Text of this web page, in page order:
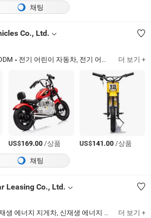
채팅
Co., Ltd.
전기 어린이 자동차, 전기 어린이 탑승 자동차, 고카트 더 보기 +
US$169.00/상품 US$141.00/상품
채팅
Leasing Co., Ltd.
전기차, 비야디 차, 신재생 에너지 지게차, 신재생 에너지 차 Jiangsu
더 보기 +